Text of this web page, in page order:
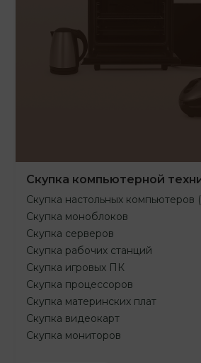
Скупка компьютерной
Скупка настольных компьютеров
Скупка моноблоков
Скупка серверов
Скупка рабочих станций
Скупка игровых ПК
Скупка процессоров
Скупка материнских плат
Скупка видеокарт
Скупка мониторов